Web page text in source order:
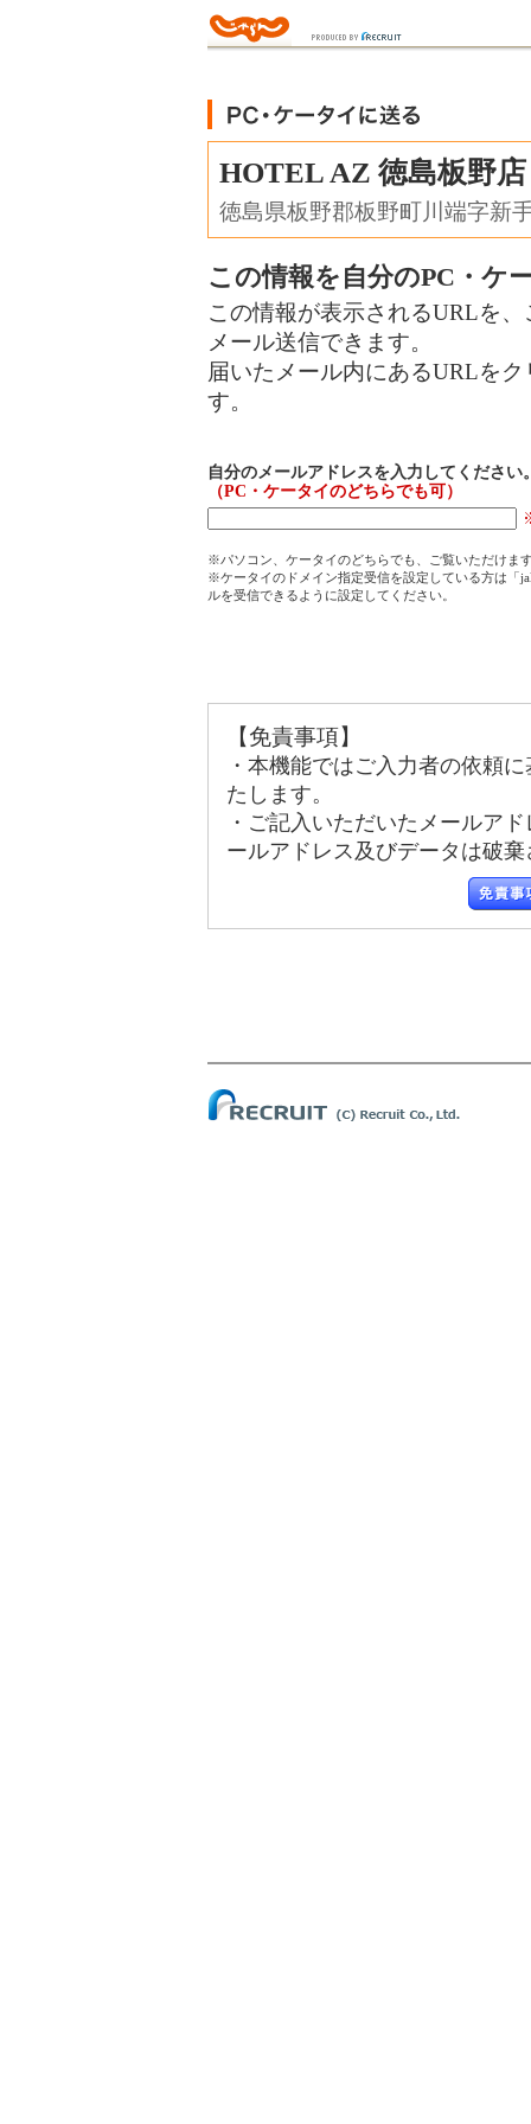
HOTEL AZ 徳島板野店
徳島県板野郡板野町川端字新
この情報を自分のPC・ケ
この情報が表示されるURLを
メール送信できます。
届いたメール内にあるURLを
す。
自分のメールアドレスを入力してください
（PC・ケータイのどちらでも可）
※パソコン、ケータイのどちらでも、ご覧いただけま
※ケータイのドメイン指定受信を設定している方は「
ルを受信できるように設定してください。
【免責事項】
・本機能ではご入力者の依頼
たします。
・ご記入いただいたメールア
ールアドレス及びデータは破